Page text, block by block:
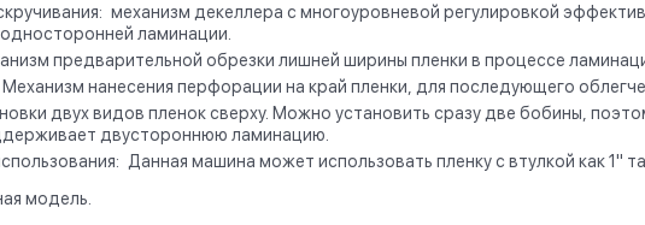
механизм декеллера с многоуровневой регулировкой
ламинации.
предварительной обрезки лишней ширины пленки в процессе
Механизм нанесения перфорации на край пленки, для последующего
двух видов пленок сверху. Можно установить сразу две бобины,
двустороннюю ламинацию.
Данная машина может использовать пленку с втулкой как 1"
модель.